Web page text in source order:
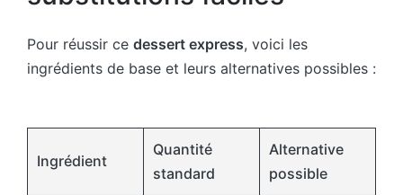
Pour réussir ce dessert express, voici les
ingrédients de base et leurs alternatives possibles :
Ingrédient
Quantité
standard
Alternative
possible